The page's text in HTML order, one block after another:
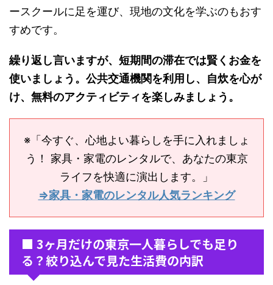
ースクールに足を運び、現地の文化を学ぶのもおす
すめです。
繰り返し言いますが、短期間の滞在では賢くお金を
使いましょう。公共交通機関を利用し、自炊を心が
け、無料のアクティビティを楽しみましょう。
※「今すぐ、心地よい暮らしを手に入れましょ
う！ 家具・家電のレンタルで、あなたの東京
ライフを快適に演出します。」
⇒家具・家電のレンタル人気ランキング
■ 3ヶ月だけの東京一人暮らしでも足り
る？絞り込んで見た生活費の内訳